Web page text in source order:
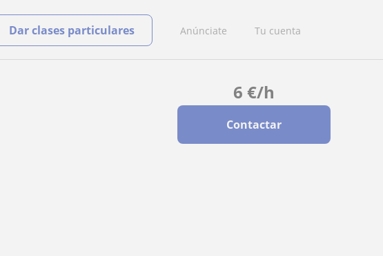
Anúnciate Tu cuenta
Dar clases particulares
6 €/h
Contactar